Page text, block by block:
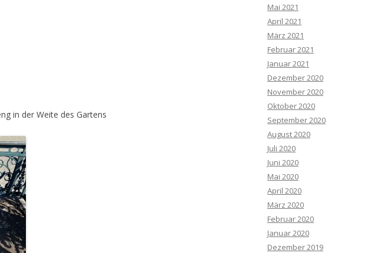
in der Weite des Gartens
Mai 2021
April 2021
März 2021
Februar 2021
Januar 2021
Dezember 2020
November 2020
Oktober 2020
September 2020
August 2020
Juli 2020
Juni 2020
Mai 2020
April 2020
März 2020
Februar 2020
Januar 2020
Dezember 2019